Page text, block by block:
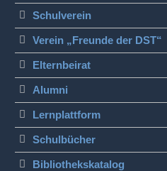
Schulverein
Verein „Freunde der DST“
Elternbeirat
Alumni
Lernplattform
Schulbücher
Bibliothekskatalog